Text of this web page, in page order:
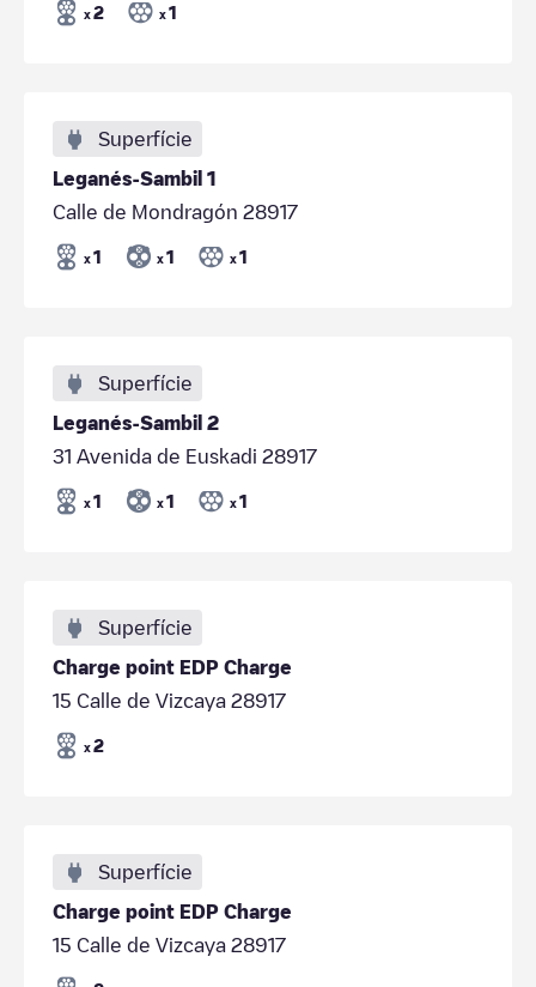
x 2 x 1
Superfície
Leganés-Sambil 1
Calle de Mondragón 28917
x 1 x 1 x 1
Superfície
Leganés-Sambil 2
31 Avenida de Euskadi 28917
x 1 x 1 x 1
Superfície
Charge point EDP Charge
15 Calle de Vizcaya 28917
x 2
Superfície
Charge point EDP Charge
15 Calle de Vizcaya 28917